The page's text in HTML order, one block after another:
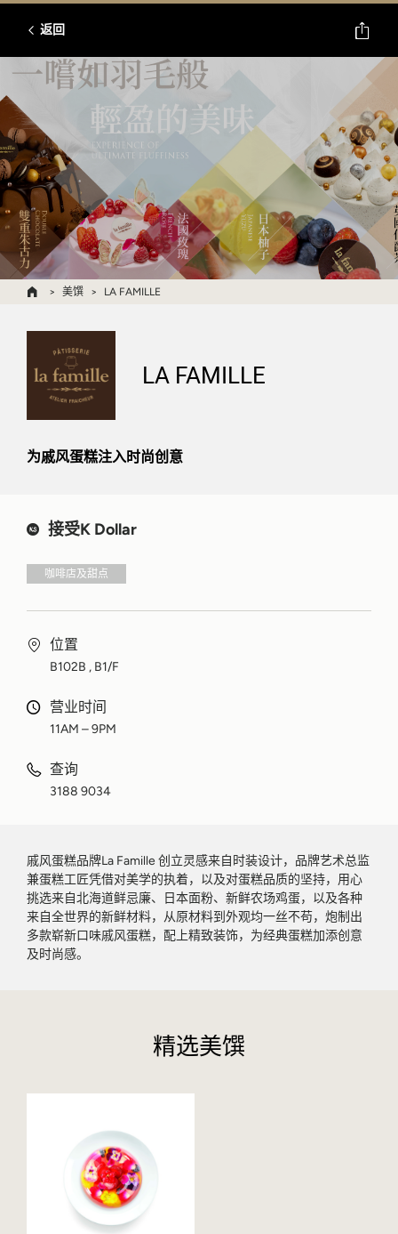
返回
美馔 LA FAMILLE
LA FAMILLE
为戚风蛋糕注入时尚创意
接受K Dollar
咖啡店及甜点
位置
B102B , B1/F
营业时间
11AM – 9PM
查询
3188 9034
戚风蛋糕品牌La Famille 创立灵感来自时装设计，品牌艺术总监
兼蛋糕工匠凭借对美学的执着，以及对蛋糕品质的坚持，用心
挑选来自北海道鲜忌廉、日本面粉、新鲜农场鸡蛋，以及各种
来自全世界的新鲜材料，从原材料到外观均一丝不苟，炮制出
多款崭新口味戚风蛋糕，配上精致装饰，为经典蛋糕加添创意
及时尚感。
精选美馔